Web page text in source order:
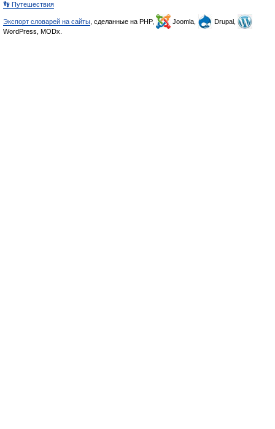
👣 Путешествия
Экспорт словарей на сайты , сделанные на PHP, Joomla,
Drupal,
WordPress, MODx.